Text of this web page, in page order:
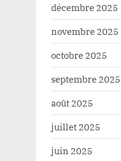
décembre 2025
novembre 2025
octobre 2025
septembre 2025
août 2025
juillet 2025
juin 2025